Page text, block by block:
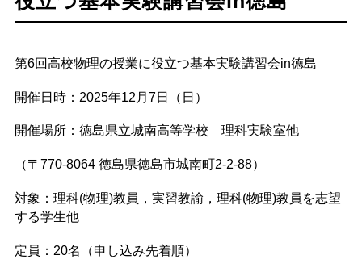
第6回高校物理の授業に役立つ基本実験講習会in徳島
開催日時： 2025年12 月 7日（日）
開催場所：徳島県立城南高等学校 理科実験室他
（〒770-8064 徳島県徳島市城南町2-2-88）
対象：理科(物理)教員，実習教諭，理科(物理)教員を志望
する学生他
定員：20名（申し込み先着順）